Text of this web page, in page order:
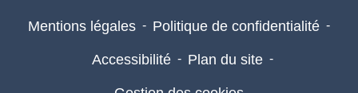
Mentions légales - Politique de confidentialité -
Accessibilité - Plan du site -